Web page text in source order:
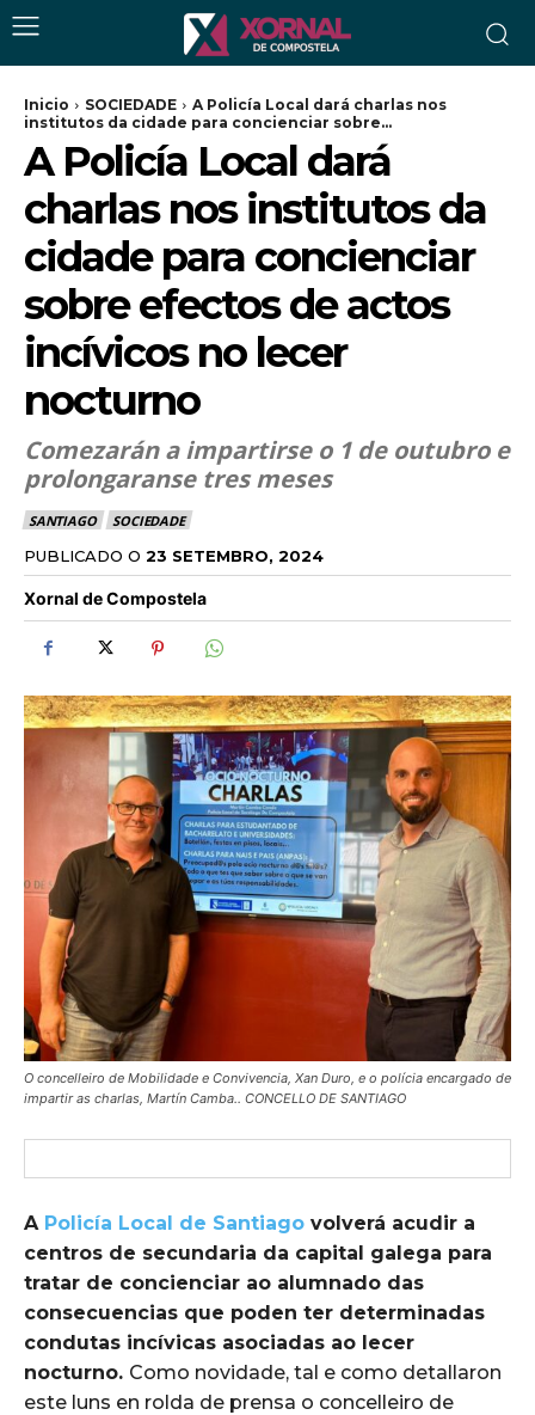
Inicio SOCIEDADE
A Policía Local dará charlas nos
institutos da cidade para concienciar sobre...
A Policía Local dará
charlas nos institutos da
cidade para concienciar
sobre efectos de actos
incívicos no lecer
nocturno
Comezarán a impartirse o 1 de outubro e
prolongaranse tres meses
SANTIAGO SOCIEDADE
PUBLICADO O 23 SETEMBRO, 2024
Xornal de Compostela
O concelleiro de Mobilidade e Convivencia, Xan Duro, e o polícia encargado de
impartir as charlas, Martín Camba.. CONCELLO DE SANTIAGO
A Policía Local de Santiago volverá acudir a
centros de secundaria da capital galega para
tratar de concienciar ao alumnado das
consecuencias que poden ter determinadas
condutas incívicas asociadas ao lecer
nocturno. Como novidade, tal e como detallaron
este luns en rolda de prensa o concelleiro de